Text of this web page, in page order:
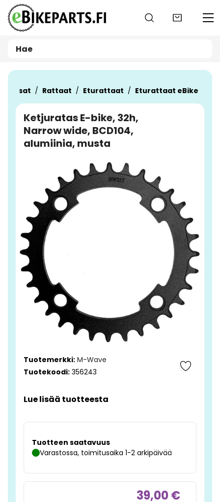
Siirry pääsisältöön
Rattaat Eturattaat Eturattaat eBike
Ketjuratas E-bike, 32h,
Narrow wide, BCD104,
alumiinia, musta
Tuotemerkki: M-Wave
Tuotekoodi: 356243
Lue lisää tuotteesta
Tuotteen saatavuus
Varastossa, toimitusaika 1-2 arkipäivää
39,00 €